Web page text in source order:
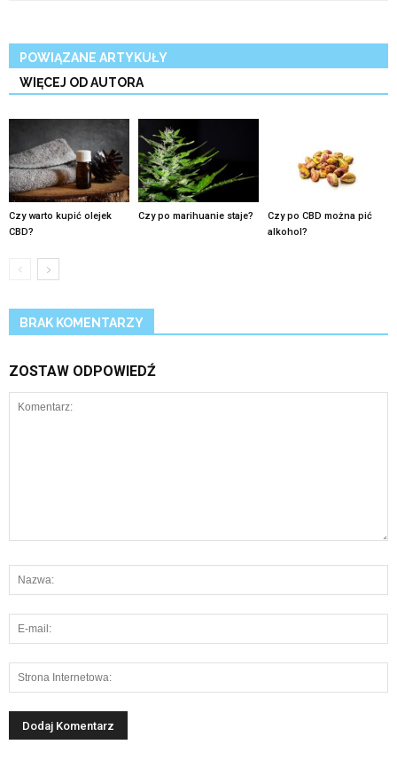
POWIĄZANE ARTYKUŁY
WIĘCEJ OD AUTORA
Czy warto kupić olejek
CBD?
Czy po marihuanie staje?
Czy po CBD można pić
alkohol?
BRAK KOMENTARZY
ZOSTAW ODPOWIEDŹ